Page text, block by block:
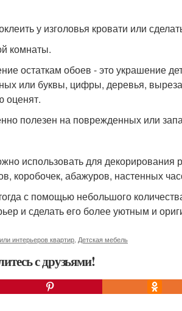
у изголовья кровати или
комнаты.
остаткам обоев - это украшение
или буквы, цифры, деревья,
оценят.
полезен на поврежденных или
использовать для
коробочек, абажуров, настенных
с помощью небольшого
и сделать eго более уютным и
интерьеров квартир Детская мебель
с друзьями!